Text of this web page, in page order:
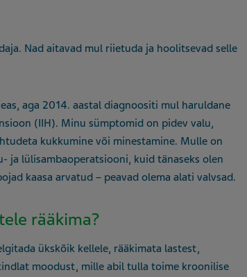
Nad aitavad mul riietuda ja hoolitsevad selle
aga 2014. aastal diagnoositi mul haruldane
(IIH). Minu sümptomid on pidev valu,
kukkumine või minestamine. Mulle on
ja lülisambaoperatsiooni, kuid tänaseks olen
kaasa arvatud – peavad olema alati valvsad.
rääkima?
ükskõik kellele, rääkimata lastest,
moodust, mille abil tulla toime kroonilise